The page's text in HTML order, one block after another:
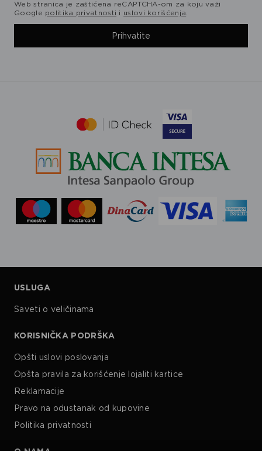
Web stranica je zaštićena reCAPTCHA-om za koju važi
Google politika privatnosti i uslovi korišćenja.
Prihvatite
USLUGA
Saveti o veličinama
KORISNIČKA PODRŠKA
Opšti uslovi poslovanja
Opšta pravila za korišćenje lojaliti kartice
Reklamacije
Pravo na odustanak od kupovine
Politika privatnosti